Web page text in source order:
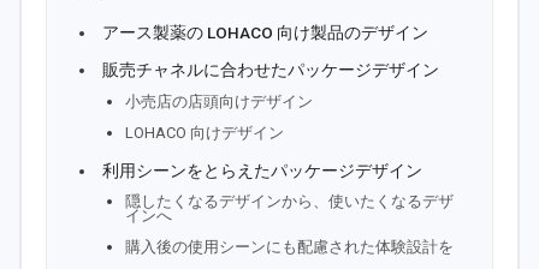
アース製薬の LOHACO 向け製品のデザイン
販売チャネルに合わせたパッケージデザイン
小売店の店頭向けデザイン
LOHACO 向けデザイン
利用シーンをとらえたパッケージデザイン
隠したくなるデザインから、使いたくなるデザ
インへ
購入後の使用シーンにも配慮された体験設計を